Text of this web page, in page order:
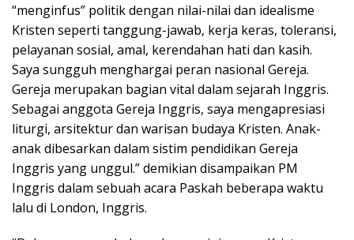
“menginfus” politik dengan nilai-nilai dan idealisme
Kristen seperti tanggung-jawab, kerja keras, toleransi,
pelayanan sosial, amal, kerendahan hati dan kasih.
Saya sungguh menghargai peran nasional Gereja.
Gereja merupakan bagian vital dalam sejarah Inggris.
Sebagai anggota Gereja Inggris, saya mengapresiasi
liturgi, arsitektur dan warisan budaya Kristen. Anak-
anak dibesarkan dalam sistim pendidikan Gereja
Inggris yang unggul.” demikian disampaikan PM
Inggris dalam sebuah acara Paskah beberapa waktu
lalu di London, Inggris.